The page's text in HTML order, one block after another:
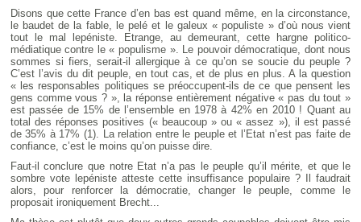
Disons que cette France d’en bas est quand même, en la circonstance,
le baudet de la fable, le pelé et le galeux « populiste » d’où nous vient
tout le mal lepéniste. Etrange, au demeurant, cette hargne politico-
médiatique contre le « populisme ». Le pouvoir démocratique, dont nous
sommes si fiers, serait-il allergique à ce qu’on se soucie du peuple ?
C’est l’avis du dit peuple, en tout cas, et de plus en plus. A la question
« les responsables politiques se préoccupent-ils de ce que pensent les
gens comme vous ? », la réponse entièrement négative « pas du tout »
est passée de 15% de l’ensemble en 1978 à 42% en 2010 ! Quant au
total des réponses positives (« beaucoup » ou « assez »), il est passé
de 35% à 17% (1). La relation entre le peuple et l’Etat n’est pas faite de
confiance, c’est le moins qu’on puisse dire.
Faut-il conclure que notre Etat n’a pas le peuple qu’il mérite, et que le
sombre vote lepéniste atteste cette insuffisance populaire ? Il faudrait
alors, pour renforcer la démocratie, changer le peuple, comme le
proposait ironiquement Brecht...